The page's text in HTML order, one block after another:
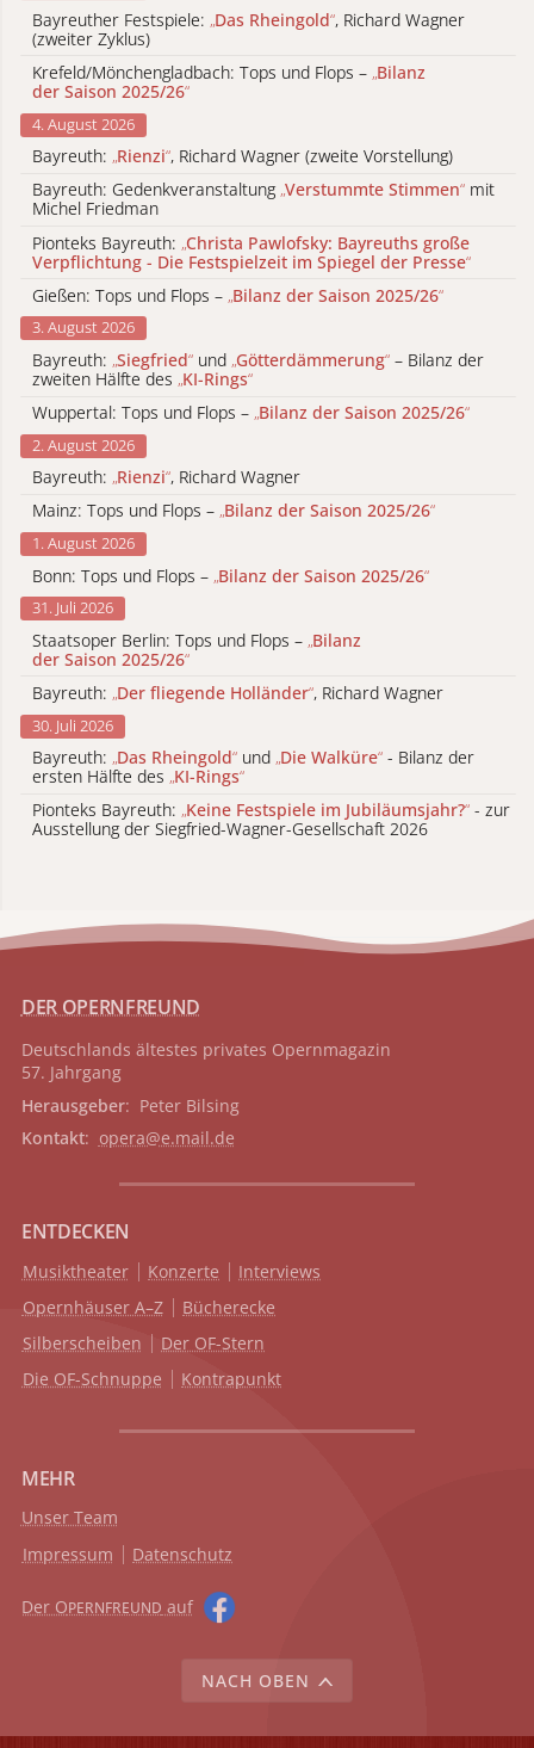
Bayreuther Festspiele: „Das Rheingold“, Richard Wagner
(zweiter Zyklus)
Krefeld/Mönchengladbach: Tops und Flops – „Bilanz
der Saison 2025/26“
4. August 2026
Bayreuth: „Rienzi“, Richard Wagner (zweite Vorstellung)
Bayreuth: Gedenkveranstaltung „Verstummte Stimmen“ mit
Michel Friedman
Pionteks Bayreuth: „Christa Pawlofsky: Bayreuths große
Verpflichtung - Die Festspielzeit im Spiegel der Presse“
Gießen: Tops und Flops – „Bilanz der Saison 2025/26“
3. August 2026
Bayreuth: „Siegfried“ und „Götterdämmerung“ – Bilanz der
zweiten Hälfte des „KI-Rings“
Wuppertal: Tops und Flops – „Bilanz der Saison 2025/26“
2. August 2026
Bayreuth: „Rienzi“, Richard Wagner
Mainz: Tops und Flops – „Bilanz der Saison 2025/26“
1. August 2026
Bonn: Tops und Flops – „Bilanz der Saison 2025/26“
31. Juli 2026
Staatsoper Berlin: Tops und Flops – „Bilanz
der Saison 2025/26“
Bayreuth: „Der fliegende Holländer“, Richard Wagner
30. Juli 2026
Bayreuth: „Das Rheingold“ und „Die Walküre“ - Bilanz der
ersten Hälfte des „KI-Rings“
Pionteks Bayreuth: „Keine Festspiele im Jubiläumsjahr?“ - zur
Ausstellung der Siegfried-Wagner-Gesellschaft 2026
DER OPERNFREUND
Deutschlands ältestes privates Opernmagazin
57. Jahrgang
Herausgeber: Peter Bilsing
Kontakt: opera@e.mail.de
ENTDECKEN
Musiktheater Konzerte
Interviews
Opernhäuser A–Z
Bücherecke
Silberscheiben
Der OF-Stern
Die OF-Schnuppe
Kontrapunkt
MEHR
Unser Team
Impressum
Datenschutz
Der OPERNFREUND auf
NACH OBEN